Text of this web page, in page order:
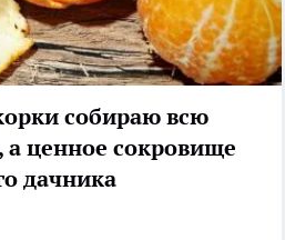
собираю всю
ценное сокровище
дачника